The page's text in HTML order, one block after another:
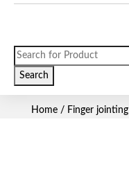
Products
search
Search
Home/ Finger